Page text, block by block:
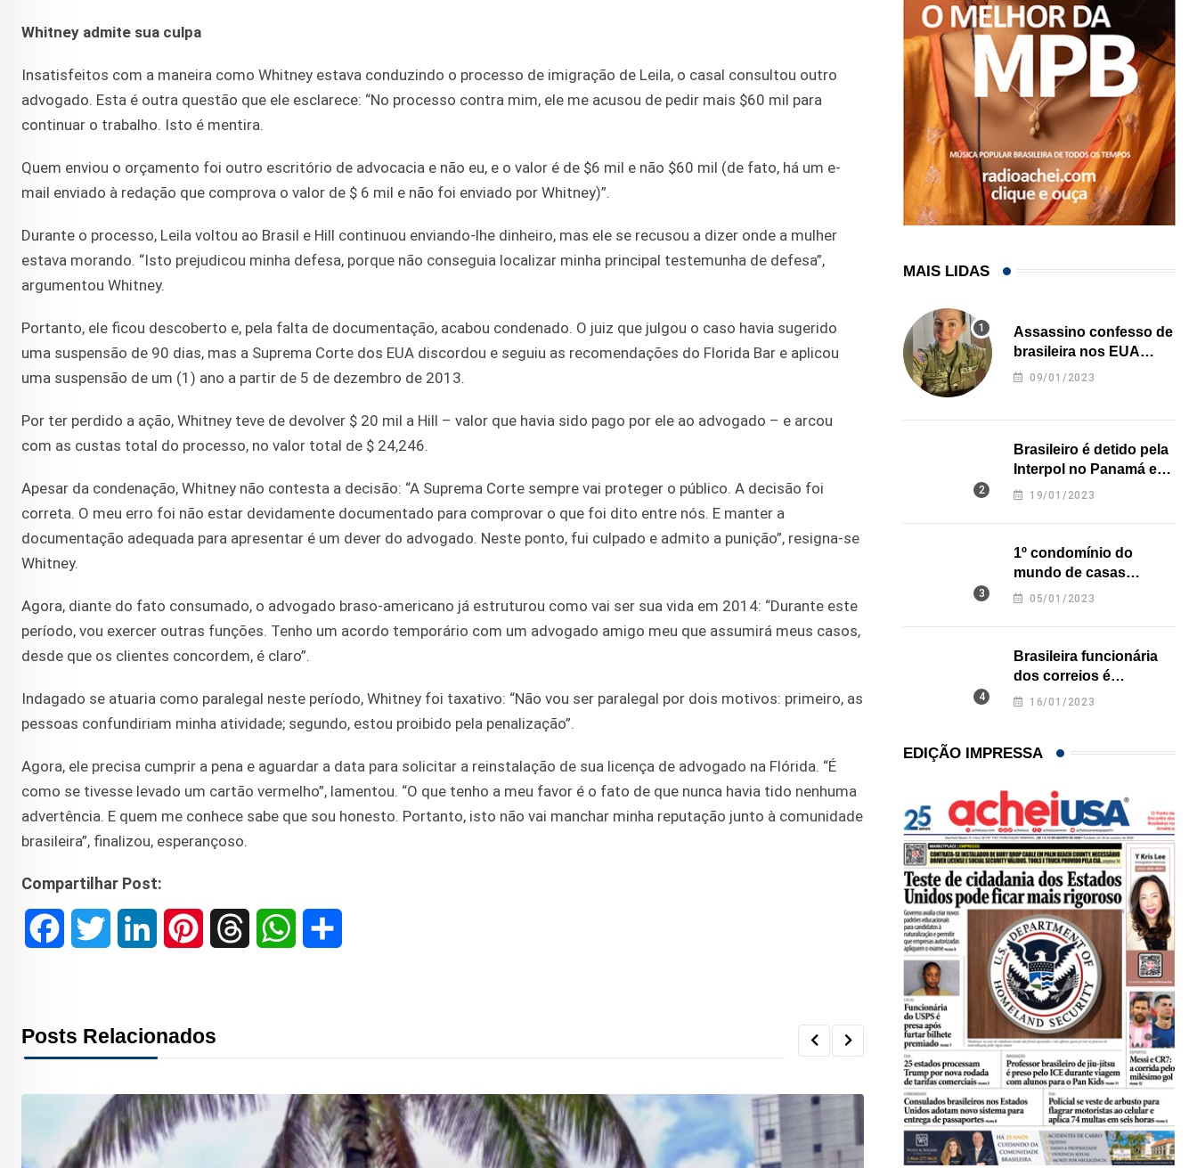
Whitney admite sua culpa
Insatisfeitos com a maneira como Whitney estava conduzindo o processo de imigração de Leila, o casal consultou outro
advogado. Esta é outra questão que ele esclarece: “No processo contra mim, ele me acusou de pedir mais $60 mil para
continuar o trabalho. Isto é mentira.
Quem enviou o orçamento foi outro escritório de advocacia e não eu, e o valor é de $6 mil e não $60 mil (de fato, há um e-
mail enviado à redação que comprova o valor de $ 6 mil e não foi enviado por Whitney)”.
Durante o processo, Leila voltou ao Brasil e Hill continuou enviando-lhe dinheiro, mas ele se recusou a dizer onde a mulher
estava morando. “Isto prejudicou minha defesa, porque não conseguia localizar minha principal testemunha de defesa”,
argumentou Whitney.
Portanto, ele ficou descoberto e, pela falta de documentação, acabou condenado. O juiz que julgou o caso havia sugerido
uma suspensão de 90 dias, mas a Suprema Corte dos EUA discordou e seguiu as recomendações do Florida Bar e aplicou
uma suspensão de um (1) ano a partir de 5 de dezembro de 2013.
Por ter perdido a ação, Whitney teve de devolver $ 20 mil a Hill – valor que havia sido pago por ele ao advogado – e arcou
com as custas total do processo, no valor total de $ 24,246.
Apesar da condenação, Whitney não contesta a decisão: “A Suprema Corte sempre vai proteger o público. A decisão foi
correta. O meu erro foi não estar devidamente documentado para comprovar o que foi dito entre nós. E manter a
documentação adequada para apresentar é um dever do advogado. Neste ponto, fui culpado e admito a punição”, resigna-se
Whitney.
Agora, diante do fato consumado, o advogado braso-americano já estruturou como vai ser sua vida em 2014: “Durante este
período, vou exercer outras funções. Tenho um acordo temporário com um advogado amigo meu que assumirá meus casos,
desde que os clientes concordem, é claro”.
Indagado se atuaria como paralegal neste período, Whitney foi taxativo: “Não vou ser paralegal por dois motivos: primeiro, as
pessoas confundiriam minha atividade; segundo, estou proibido pela penalização”.
Agora, ele precisa cumprir a pena e aguardar a data para solicitar a reinstalação de sua licença de advogado na Flórida. “É
como se tivesse levado um cartão vermelho”, lamentou. “O que tenho a meu favor é o fato de que nunca havia tido nenhuma
advertência. E quem me conhece sabe que sou honesto. Portanto, isto não vai manchar minha reputação junto à comunidade
brasileira”, finalizou, esperançoso.
Compartilhar Post:
e
o
t
e
r
k
d
t
r A
p
Posts Relacionados
MAIS LIDAS
Assassino confesso de
brasileira nos EUA
revela onde deixou o
09/01/2023
Brasileiro é detido pela
Interpol no Panamá e
pode pegar prisão
19/01/2023
1º condomínio do
mundo de casas
impressas em 3D é
05/01/2023
Brasileira funcionária
dos correios é
assassinada a facadas
16/01/2023
EDIÇÃO IMPRESSA